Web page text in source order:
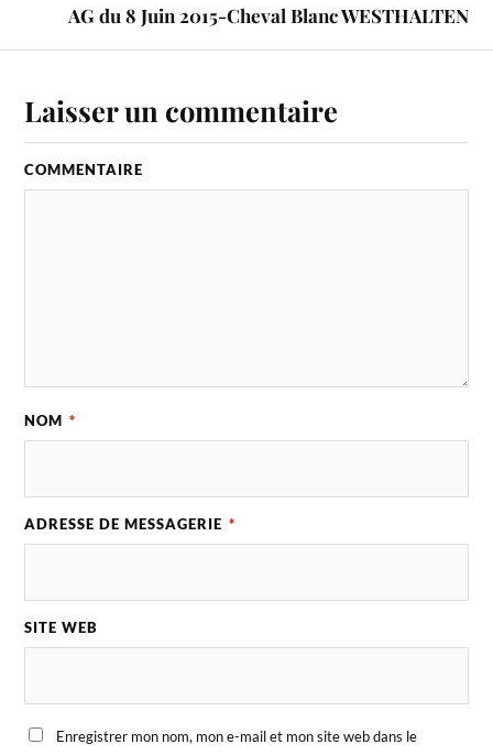
AG du 8 Juin 2015-Cheval Blanc WESTHALTEN
Laisser un commentaire
COMMENTAIRE
NOM *
ADRESSE DE MESSAGERIE *
SITE WEB
Enregistrer mon nom, mon e-mail et mon site web dans le